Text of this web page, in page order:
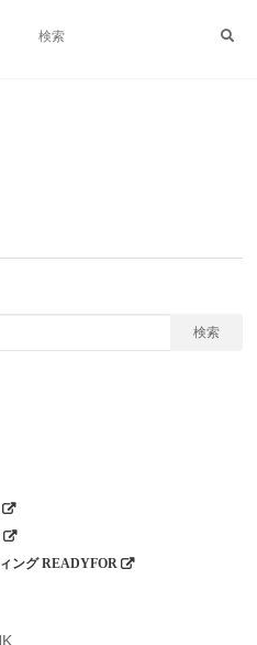
検索
ング READYFOR